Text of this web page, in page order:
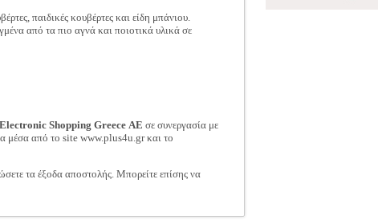
παιδικές κουβέρτες και είδη μπάνιου.
από τα πιο αγνά και ποιοτικά υλικά σε
Electronic Shopping Greece ΑΕ σε συνεργασία με
μέσα από το site www.plus4u.gr και το
τα έξοδα αποστολής. Μπορείτε επίσης να